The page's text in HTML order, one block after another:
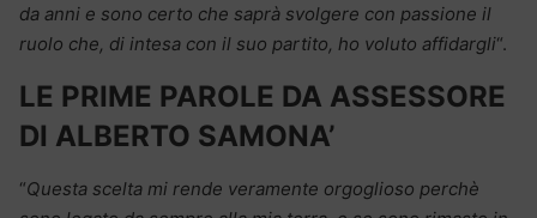
da anni e sono certo che saprà svolgere con passione il
ruolo che, di intesa con il suo partito, ho voluto affidargli“.
LE PRIME PAROLE DA ASSESSORE
DI ALBERTO SAMONA’
“Questa scelta mi rende veramente orgoglioso perchè